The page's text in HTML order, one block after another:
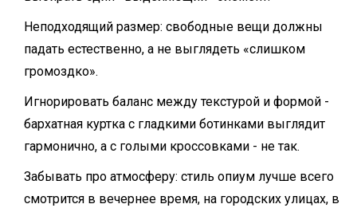
Неподходящий размер: свободные вещи должны
падать естественно, а не выглядеть «слишком
громоздко».
Игнорировать баланс между текстурой и формой -
бархатная куртка с гладкими ботинками выглядит
гармонично, а с голыми кроссовками - не так.
Забывать про атмосферу: стиль опиум лучше всего
смотрится в вечернее время, на городских улицах, в